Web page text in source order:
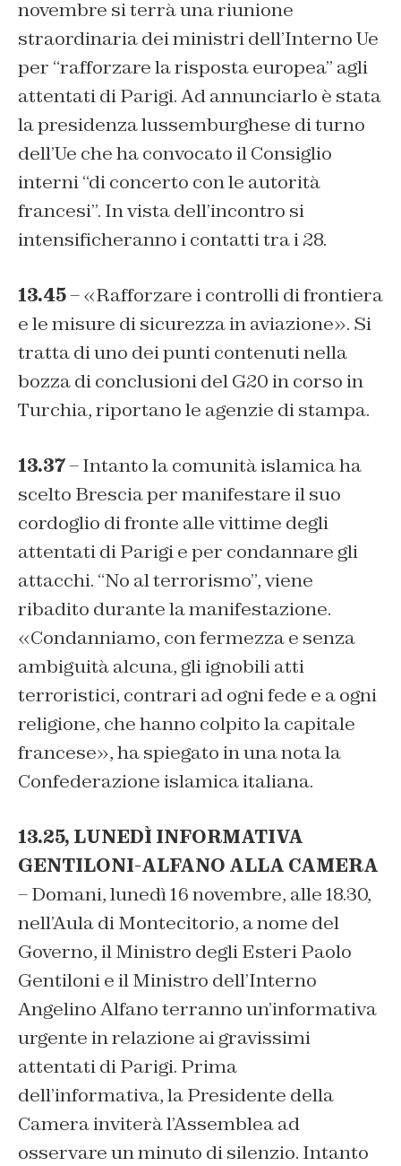
novembre si terrà una riunione
straordinaria dei ministri dell’Interno Ue
per “rafforzare la risposta europea” agli
attentati di Parigi. Ad annunciarlo è stata
la presidenza lussemburghese di turno
dell’Ue che ha convocato il Consiglio
interni “di concerto con le autorità
francesi”. In vista dell’incontro si
intensificheranno i contatti tra i 28.
13.45– «Rafforzare i controlli di frontiera
e le misure di sicurezza in aviazione». Si
tratta di uno dei punti contenuti nella
bozza di conclusioni del G20 in corso in
Turchia, riportano le agenzie di stampa.
13.37– Intanto la comunità islamica ha
scelto Brescia per manifestare il suo
cordoglio di fronte alle vittime degli
attentati di Parigi e per condannare gli
attacchi. “No al terrorismo”, viene
ribadito durante la manifestazione.
«Condanniamo, con fermezza e senza
ambiguità alcuna, gli ignobili atti
terroristici, contrari ad ogni fede e a ogni
religione, che hanno colpito la capitale
francese», ha spiegato in una nota la
Confederazione islamica italiana.
13.25, LUNEDÌ INFORMATIVA
GENTILONI-ALFANO ALLA CAMERA
– Domani, lunedì 16 novembre, alle 18.30,
nell’Aula di Montecitorio, a nome del
Governo, il Ministro degli Esteri Paolo
Gentiloni e il Ministro dell’Interno
Angelino Alfano terranno un’informativa
urgente in relazione ai gravissimi
attentati di Parigi. Prima
dell’informativa, la Presidente della
Camera inviterà l’Assemblea ad
osservare un minuto di silenzio. Intanto